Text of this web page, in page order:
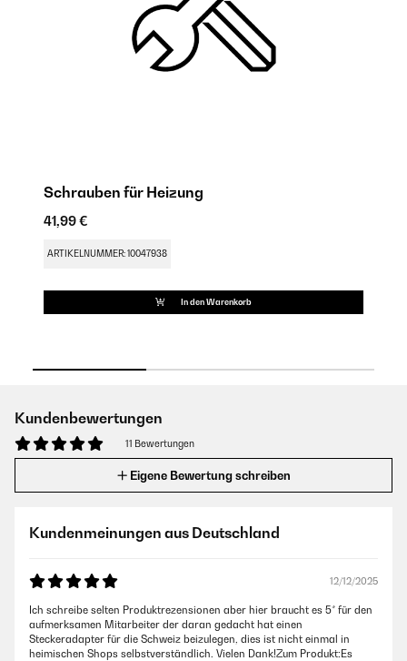
Schrauben für Heizung
41,99 €
ARTIKELNUMMER: 10047938
In den Warenkorb
Kundenbewertungen
11 Bewertungen
Eigene Bewertung schreiben
Kundenmeinungen aus Deutschland
12/12/2025
Ich schreibe selten Produktrezensionen aber hier braucht es 5* für den
aufmerksamen Mitarbeiter der daran gedacht hat einen
Steckeradapter für die Schweiz beizulegen, dies ist nicht einmal in
heimischen Shops selbstverständlich. Vielen Dank!Zum Produkt:Es